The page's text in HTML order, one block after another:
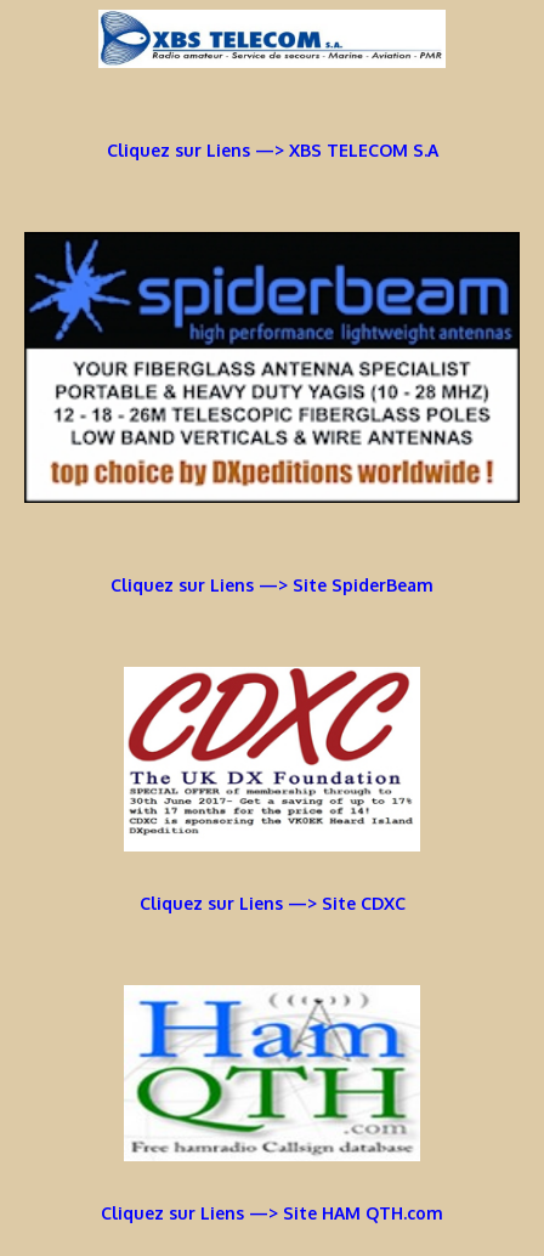
Cliquez sur Liens —> XBS TELECOM S.A
Cliquez sur Liens —> Site SpiderBeam
Cliquez sur Liens —> Site CDXC
Cliquez sur Liens —> Site HAM QTH.com